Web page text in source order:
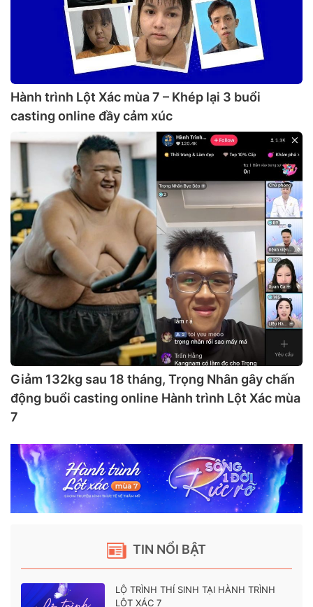
TIN NỔI BẬT
LỘ TRÌNH THÍ SINH TẠI HÀNH TRÌNH
LỘT XÁC 7
Hành trình Lột Xác mùa 7 – Khép lại 3 buổi
casting online đầy cảm xúc
Giảm 132kg sau 18 tháng, Trọng Nhân gây chấn
động buổi casting online Hành trình Lột Xác mùa
7